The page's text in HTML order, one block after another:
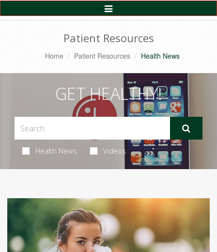
Toggle
Navigation
Patient Resources
Home Patient Resources Health News
GET HEALTHY!
Health News Videos